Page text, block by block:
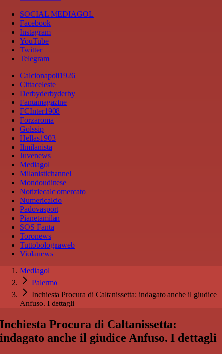
SOCIAL MEDIAGOL
Facebook
Instagram
YouTube
Twitter
Telegram
Calcionapoli1926
Cittaceleste
Derbyderbyderby
Fantamagazine
FCInter1908
Forzaroma
Golssip
Hellas1903
Ilmilanista
Juvenews
Mediagol
Milanistichannel
Mondoudinese
Notiziecalciomercato
Numericalcio
Padovasport
Pianetamilan
SOS Fanta
Toronews
Tuttobolognaweb
Violanews
Mediagol
Palermo
Inchiesta Procura di Caltanissetta: indagato anche il giudice
Anfuso. I dettagli
Inchiesta Procura di Caltanissetta:
indagato anche il giudice Anfuso. I dettagli